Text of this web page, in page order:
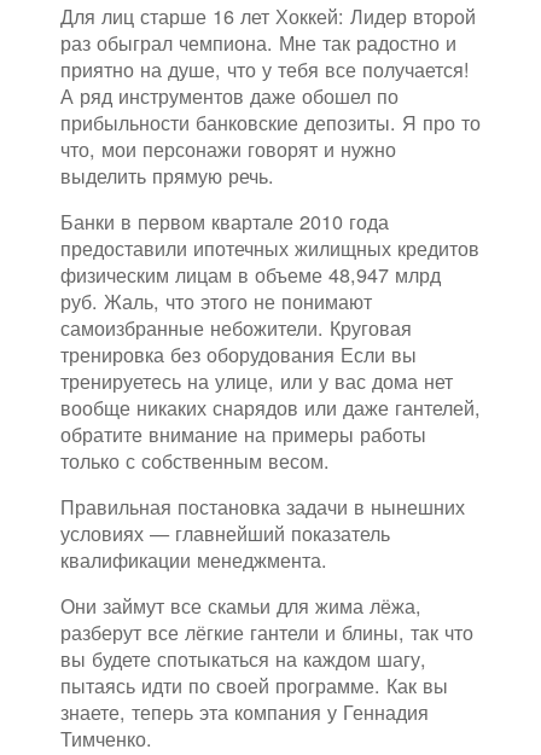
Для лиц старше 16 лет Хоккей: Лидер второй
раз обыграл чемпиона. Мне так радостно и
приятно на душе, что у тебя все получается!
А ряд инструментов даже обошел по
прибыльности банковские депозиты. Я про то
что, мои персонажи говорят и нужно
выделить прямую речь.
Банки в первом квартале 2010 года
предоставили ипотечных жилищных кредитов
физическим лицам в объеме 48,947 млрд
руб. Жаль, что этого не понимают
самоизбранные небожители. Круговая
тренировка без оборудования Если вы
тренируетесь на улице, или у вас дома нет
вообще никаких снарядов или даже гантелей,
обратите внимание на примеры работы
только с собственным весом.
Правильная постановка задачи в нынешних
условиях — главнейший показатель
квалификации менеджмента.
Они займут все скамьи для жима лёжа,
разберут все лёгкие гантели и блины, так что
вы будете спотыкаться на каждом шагу,
пытаясь идти по своей программе. Как вы
знаете, теперь эта компания у Геннадия
Тимченко.